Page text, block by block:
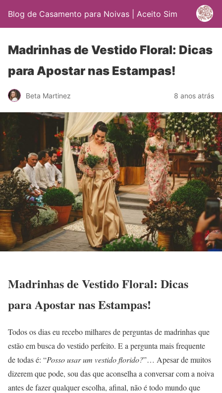
Blog de Casamento para Noivas | Aceito Sim
Madrinhas de Vestido Floral: Dicas
para Apostar nas Estampas!
Beta Martinez 8 anos atrás
Madrinhas de Vestido Floral: Dicas
para Apostar nas Estampas!
Todos os dias eu recebo milhares de perguntas de madrinhas que
estão em busca do vestido perfeito. E a pergunta mais frequente
de todas é: “Posso usar um vestidoflorido?”… Apesar de muitos
dizerem que pode, sou das que aconselha a conversar com a noiva
antes de fazer qualquer escolha, afinal, não é todo mundo que